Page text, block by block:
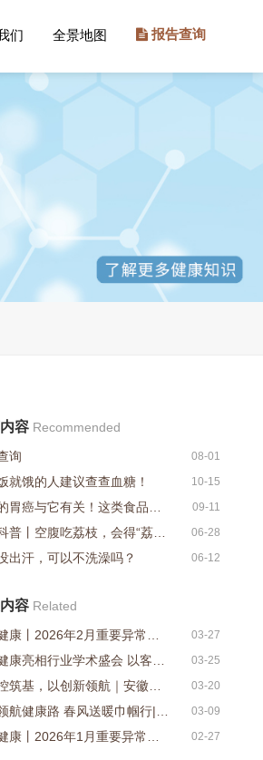
们 全景地图 报告查询
容 Recommended
询
08-01
就饿的人建议查查血糖！ 10-15
09-11
06-28
出汗，可以不洗澡吗？ 06-12
容 Related
03-27
03-25
03-20
03-09
02-27